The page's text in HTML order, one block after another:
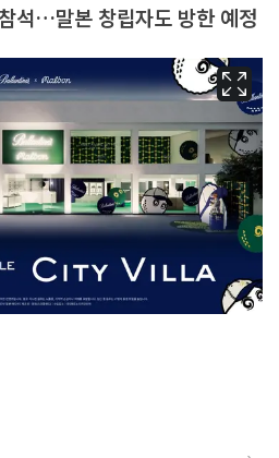
석…말본 창립자도 방한 예정